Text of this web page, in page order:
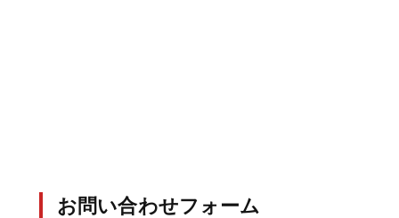
お問い合わせフォーム